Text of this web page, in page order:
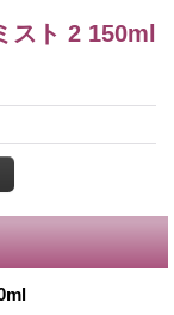
スト 2 150ml